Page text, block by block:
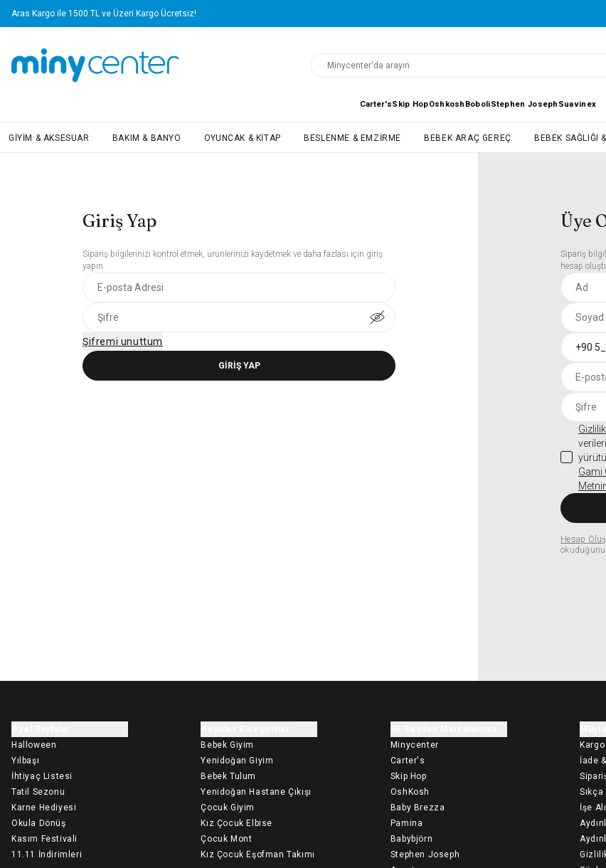
Aras Kargo ile 1500 TL ve Üzeri Kargo Ücretsiz!
Carter'sSkip HopOshkosh BoboliStephen Joseph Suavinex
GIYIM & AKSESUAR BAKIM & BANYO OYUNCAK & KITAP BESLENME & EMZIRME BEBEK ARAÇ GEREÇ BEBEK SAĞLIĞI
Giriş Yap
Sipariş bilgilerinizi kontrol etmek, ürünlerinizi kaydetmek ve daha fazlası için giriş
yapın.
Şifremi unuttum
GIRIŞ YAP
Üye
Sipariş
hesap
Gami
Hesap
Halloween
Yılbaşı
İhtiyaç Listesi
Tatil Sezonu
Karne Hediyesi
Okula Dönüş
Kasım Festivali
11.11 İndirimleri
Bebek Giyim
Yenidoğan Giyim
Bebek Tulum
Yenidoğan Hastane Çıkışı
Çocuk Giyim
Kız Çocuk Elbise
Çocuk Mont
Kız Çocuk Eşofman Takımı
Minycenter
Carter's
Skip Hop
OshKosh
Baby Brezza
Pamina
Babybjörn
Stephen Joseph
Kargo
İade
İşe